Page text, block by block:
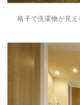
格子で洗濯物が見